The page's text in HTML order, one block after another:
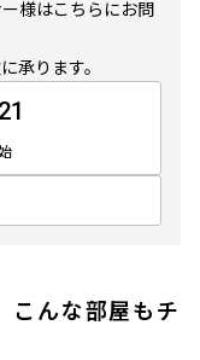
様はこちらにお問
承ります。
こんな部屋もチ